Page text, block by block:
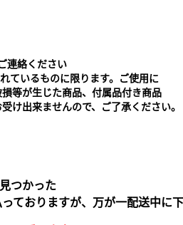
連絡ください
ているものに限ります。ご使用に
等が生じた商品、付属品付き商品
け出来ませんので、ご了承ください。
つかった
ておりますが、万が一配送中に